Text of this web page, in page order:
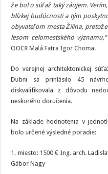
že bol o súťaž taký záujem.
blízkej budúcnosti a tým
obyvateľom mesta Žilina,
lesom celomestského významu,“
OOCR Malá Fatra Igor Choma.
Do verejnej architektonickej
Dubni sa prihlásilo 45
diskvalifikovala z dôvodu
neskorého doručenia.
Na základe hodnotenia v
bolo určené výsledné poradie:
1. miesto: 1500 € Ing. arch.
Gábor Nagy